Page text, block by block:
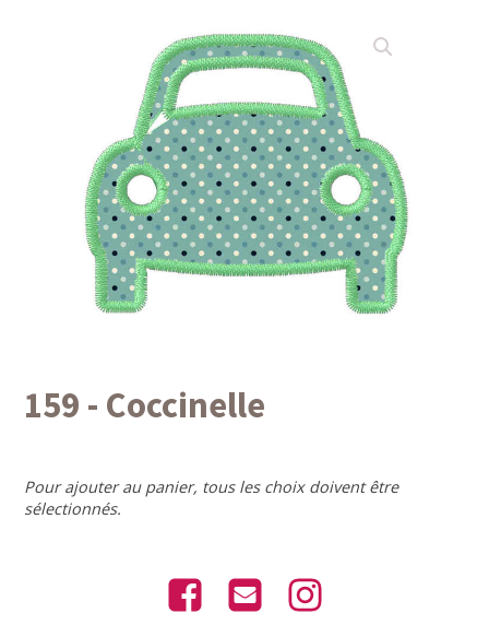
159 - Coccinelle
Pour ajouter au panier, tous les choix doivent être
sélectionnés.